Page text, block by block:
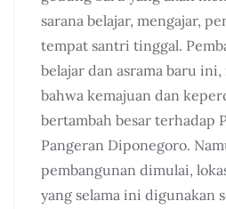
sarana belajar, mengajar,
tempat santri tinggal.
belajar dan asrama baru
bahwa kemajuan dan
bertambah besar terhadap
Pangeran Diponegoro.
pembangunan dimulai,
yang selama ini digunakan